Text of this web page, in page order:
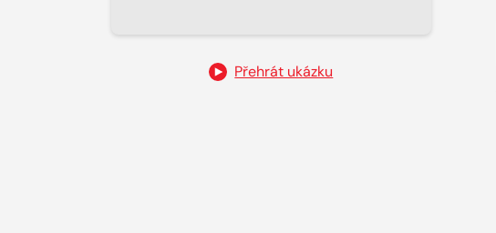
Přehrát ukázku